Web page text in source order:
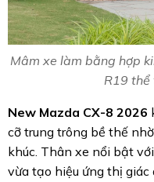
Mâm xe làm bằng hợp
R19
New Mazda CX-8 2026
cỡ trung trông bề thế
khúc. Thân xe nổi bật
vừa tạo hiệu ứng thị